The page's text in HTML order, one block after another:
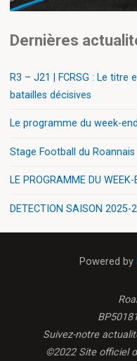
Dernières
R3 – J21 | FCRSG : Le titre
batailles décisives
Le programme du week-
Stage Football du
LE PROGRAMME DU
DETECTION SAISON 2025-
Powered by
Suivez-notre
©2022 Site officiel